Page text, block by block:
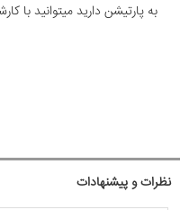
به پارتیشن دارید میتوانید با
نظرات و پیشنهادات